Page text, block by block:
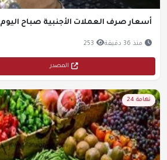
أسعار صرف العملات الأجنبية صباح اليوم 6 أغسطس 2026
منذ 36 دقيقة 253
المصدر
تهامة 24